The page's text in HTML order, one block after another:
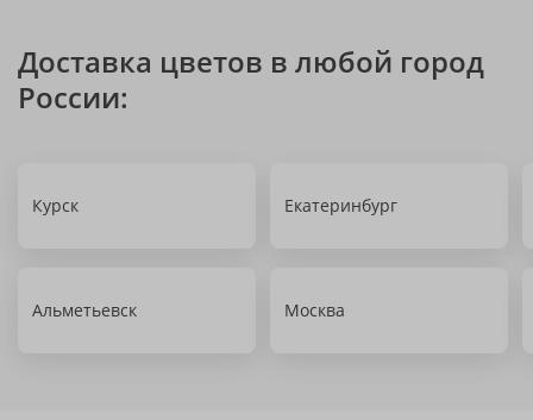
Доставка цветов в любой город
России:
Курск Екатеринбург
Альметьевск Москва